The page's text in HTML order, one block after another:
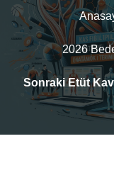
2026
Sonraki Etüt